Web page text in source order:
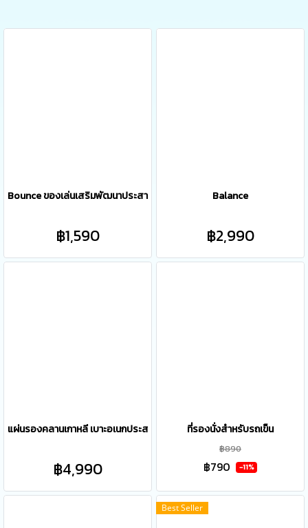
Bounce ของเล่นเสริมพัฒนาประสาทสัมผัสทั้ง 5
฿1,590
Balance
฿2,990
แผ่นรองคลานเกาหลี เบาะอเนกประสงค์
฿4,990
ที่รองนั่งสำหรับรถเข็น
฿890
฿790 -11%
Best Seller